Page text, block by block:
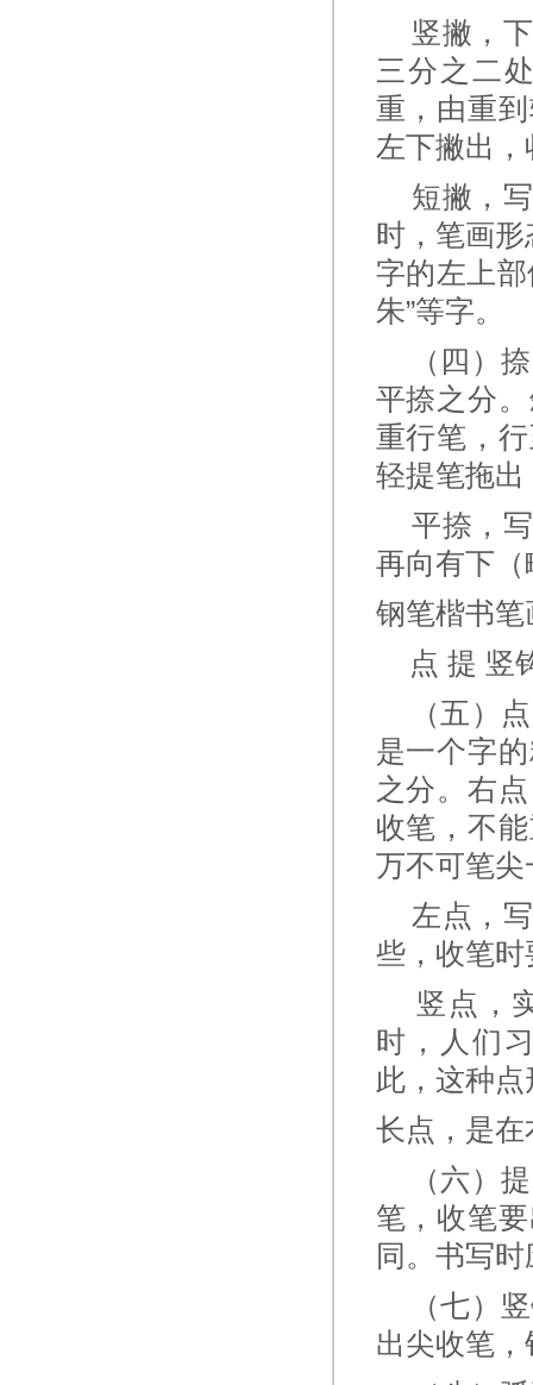
竖撇，下
三分之二
重，由重
左下撇出
短撇，写
时，笔画形
字的左上
朱”等字。
（四）捺
平捺之分
重行笔，
轻提笔拖
平捺，写
再向有下
钢笔楷书
点 提 竖
（五）点
是一个字
之分。右
收笔，不
万不可笔
左点，写
些，收笔时
竖点，实
时，人们
此，这种
长点，是
（六）提
笔，收笔
同。书写
（七）竖
出尖收笔